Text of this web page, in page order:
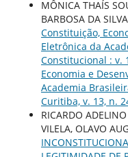
MÔNICA THAÍS
BARBOSA DA
Constituição,
Eletrônica da
Constitucional : v.
Economia e
Academia
Curitiba, v. 13, n.
RICARDO
VILELA, OLAVO